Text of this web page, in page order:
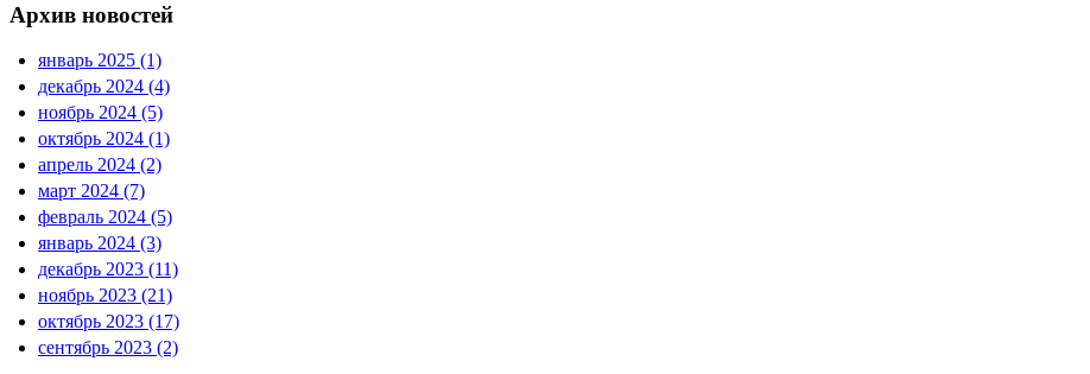
Архив новостей
январь 2025 (1)
декабрь 2024 (4)
ноябрь 2024 (5)
октябрь 2024 (1)
апрель 2024 (2)
март 2024 (7)
февраль 2024 (5)
январь 2024 (3)
декабрь 2023 (11)
ноябрь 2023 (21)
октябрь 2023 (17)
сентябрь 2023 (2)